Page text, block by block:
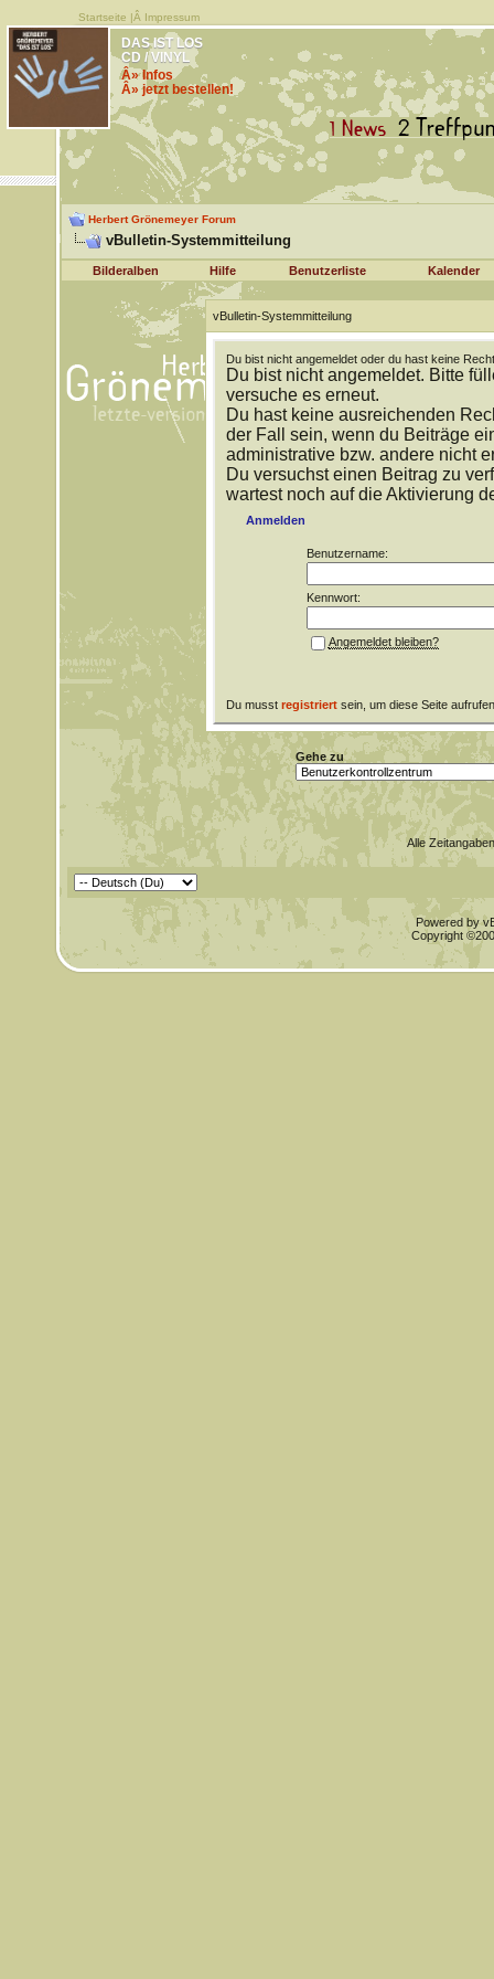
Startseite |Â Impressum
DAS IST LOS
CD / VINYL
Â» Infos
Â» jetzt bestellen!
Herbert Grönemeyer Forum
vBulletin-Systemmitteilung
Bilderalben Hilfe Benutzerliste Kalender
vBulletin-Systemmitteilung
Du bist nicht angemeldet oder du hast keine
Du bist nicht angemeldet. Bitte
versuche es erneut.
Du hast keine ausreichenden
der Fall sein, wenn du Beiträge
administrative bzw. andere nicht
Du versuchst einen Beitrag zu
wartest noch auf die Aktivierung
Anmelden
Benutzername:
Kennwort:
Angemeldet bleiben?
Du musst registriertsein, um diese Seite
Gehe zu
Alle
Powered by
Copyright